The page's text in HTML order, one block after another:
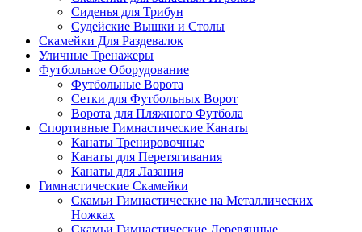
Сиденья для Трибун
Судейские Вышки и Столы
Скамейки Для Раздевалок
Уличные Тренажеры
Футбольное Оборудование
Футбольные Ворота
Сетки для Футбольных Ворот
Ворота для Пляжного Футбола
Спортивные Гимнастические Канаты
Канаты Тренировочные
Канаты для Перетягивания
Канаты для Лазания
Гимнастические Скамейки
Скамьи Гимнастические на Металлических
Ножках
Скамьи Гимнастические Деревянные